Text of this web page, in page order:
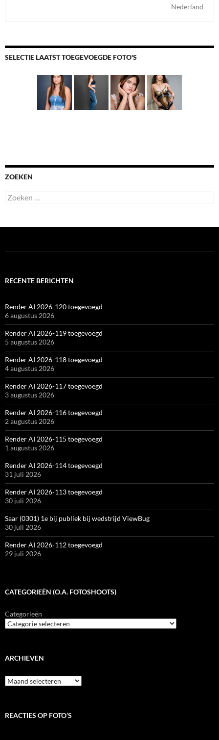
Nederland
SELECTIE LAATST TOEGEVOEGDE FOTO'S
ZOEKEN
Zoeken
naar:
RECENTE BERICHTEN
Render AI 2026-120 toegevoegd
6 augustus 2026
Render AI 2026-119 toegevoegd
5 augustus 2026
Render AI 2026-118 toegevoegd
4 augustus 2026
Render AI 2026-117 toegevoegd
3 augustus 2026
Render AI 2026-116 toegevoegd
2 augustus 2026
Render AI 2026-115 toegevoegd
1 augustus 2026
Render AI 2026-114 toegevoegd
31 juli 2026
Render AI 2026-113 toegevoegd
30 juli 2026
Saar (0301) 1e bij publiek bij wedstrijd ViewBug
30 juli 2026
Render AI 2026-112 toegevoegd
29 juli 2026
CATEGORIEËN (O.A. FOTOSHOOTS)
Categorieën
ARCHIEVEN
Archieven
REACTIES OP FOTO’S